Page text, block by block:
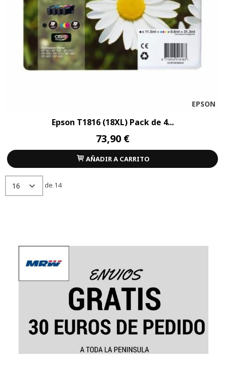
EPSON
Epson T1816 (18XL) Pack de 4...
73,90 €
AÑADIR A CARRITO
de 14